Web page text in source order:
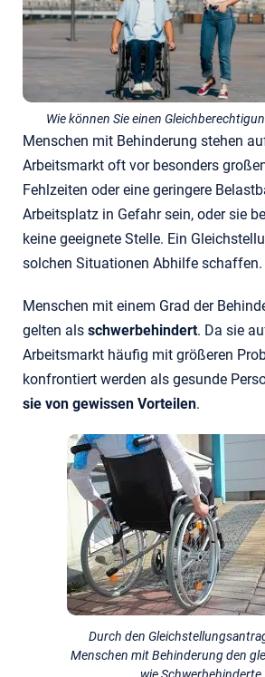
Wie können Sie einen
Menschen mit Behinderung stehen
Arbeitsmarkt oft vor besonders
Fehlzeiten oder eine geringere
Arbeitsplatz in Gefahr sein, oder sie
keine geeignete Stelle. Ein
solchen Situationen Abhilfe schaffen.
Menschen mit einem Grad der
gelten als schwerbehindert. Da sie
Arbeitsmarkt häufig mit größeren
konfrontiert werden als gesunde
sie von gewissen Vorteilen.
Durch den
Menschen mit Behinderung den